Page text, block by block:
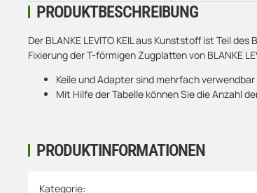
PRODUKTINFORMATIONEN
Produkteigenschaft
Wert
Kategorie:
PRODUKTBESCHREIBUNG
Der BLANKE LEVITO KEIL aus Kunststoff ist Teil
Fixierung der T-förmigen Zugplatten von BLANKE
Keile und Adapter sind mehrfach verwendbar
Mit Hilfe der Tabelle können Sie die Anzahl